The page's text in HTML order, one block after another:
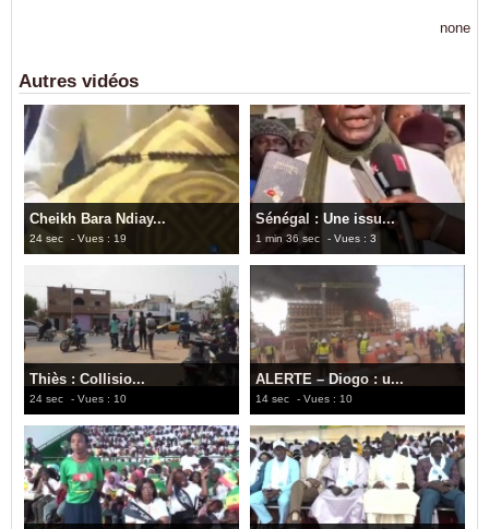
none
Autres vidéos
Cheikh Bara Ndiay...
24 sec - Vues : 19
Sénégal : Une issu...
1 min 36 sec - Vues : 3
Thiès : Collisio...
24 sec - Vues : 10
ALERTE – Diogo : u...
14 sec - Vues : 10